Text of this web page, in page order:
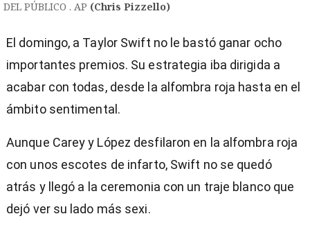
DEL PÚBLICO . AP (Chris Pizzello)
El domingo, a Taylor Swift no le bastó ganar ocho
importantes premios. Su estrategia iba dirigida a
acabar con todas, desde la alfombra roja hasta en el
ámbito sentimental.
Aunque Carey y López desfilaron en la alfombra roja
con unos escotes de infarto, Swift no se quedó
atrás y llegó a la ceremonia con un traje blanco que
dejó ver su lado más sexi.